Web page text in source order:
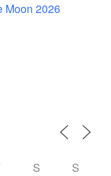
Moon 2026
S S